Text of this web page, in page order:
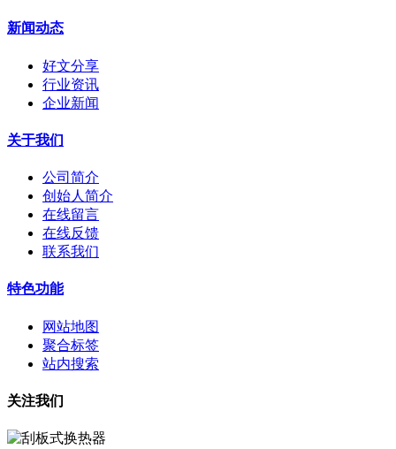
新闻动态
好文分享
行业资讯
企业新闻
关于我们
公司简介
创始人简介
在线留言
在线反馈
联系我们
特色功能
网站地图
聚合标签
站内搜索
关注我们